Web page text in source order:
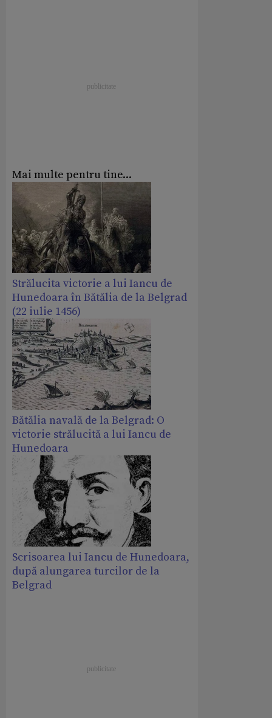
Mai multe pentru tine...
Strălucita victorie a lui Iancu de
Hunedoara în Bătălia de la Belgrad
(22 iulie 1456)
Bătălia navală de la Belgrad: O
victorie strălucită a lui Iancu de
Hunedoara
Scrisoarea lui Iancu de Hunedoara,
după alungarea turcilor de la
Belgrad